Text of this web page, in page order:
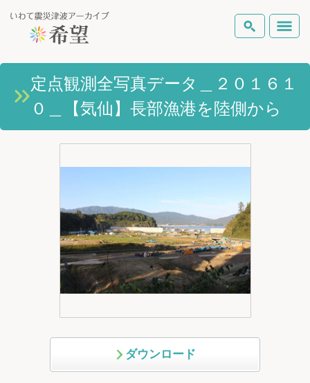
いわて震災津波アーカイブとは
岩手県の被害状況
Foreign Laguage
検索
定点観測全写真データ＿２０１６１
０＿【気仙】長部漁港を陸側から
ダウンロード